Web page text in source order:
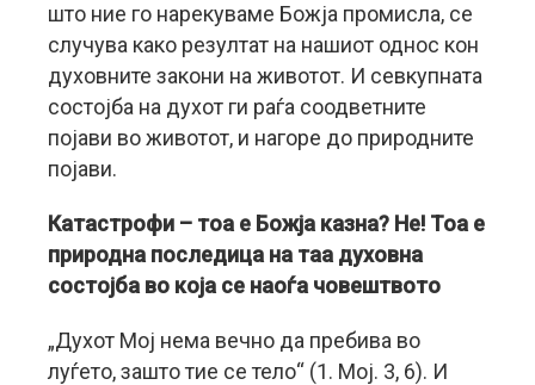
што ние го нарекуваме Божја промисла, се
случува како резултат на нашиот однос кон
духовните закони на животот. И севкупната
состојба на духот ги раѓа соодветните
појави во животот, и нагоре до природните
појави.
Катастрофи – тоа е Божја казна? Не! Тоа е
природна последица на таа духовна
состојба во која се наоѓа човештвото
„Духот Мој нема вечно да пребива во
луѓето, зашто тие се тело“ (1. Мој. 3, 6). И